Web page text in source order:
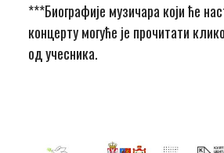
***Биографије музичара који ће
концерту могуће је прочитати
од учесника.